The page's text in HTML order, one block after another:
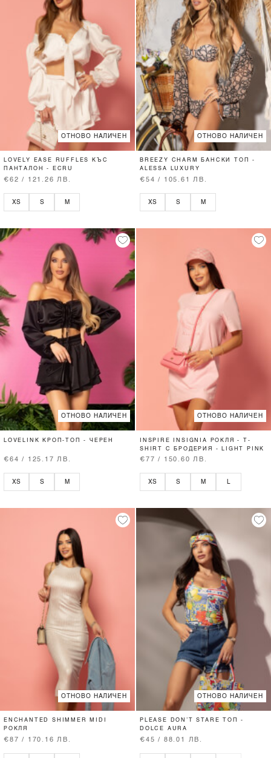
ОТНОВО НАЛИЧЕН
LOVELY EASE RUFFLES КЪС
ПАНТАЛОН - ECRU
€62 / 121.26 ЛВ.
XS S M
ОТНОВО НАЛИЧЕН
BREEZY CHARM БАНСКИ ТОП -
ALESSA LUXURY
€54 / 105.61 ЛВ.
XS S M
ОТНОВО НАЛИЧЕН
LOVELINK КРОП-ТОП - ЧЕРЕН
€64 / 125.17 ЛВ.
XS S M
ОТНОВО НАЛИЧЕН
INSPIRE INSIGNIA РОКЛЯ - T-
SHIRT С БРОДЕРИЯ - LIGHT PINK
€77 / 150.60 ЛВ.
XS S M L
ОТНОВО НАЛИЧЕН
ENCHANTED SHIMMER MIDI
РОКЛЯ
€87 / 170.16 ЛВ.
ОТНОВО НАЛИЧЕН
PLEASE DON’T STARE ТОП -
DOLCE AURA
€45 / 88.01 ЛВ.